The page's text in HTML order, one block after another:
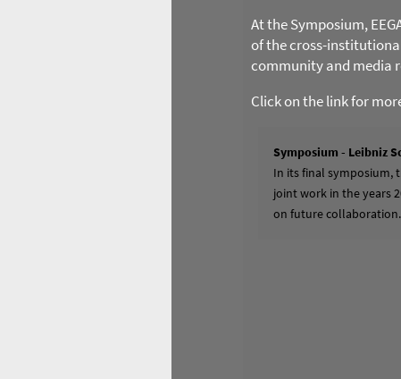
At the Symposium,
of the cross-
community and media
Click on the link for
Symposium - Leibniz
In its final symposium,
joint work in the years
on future collaboration.